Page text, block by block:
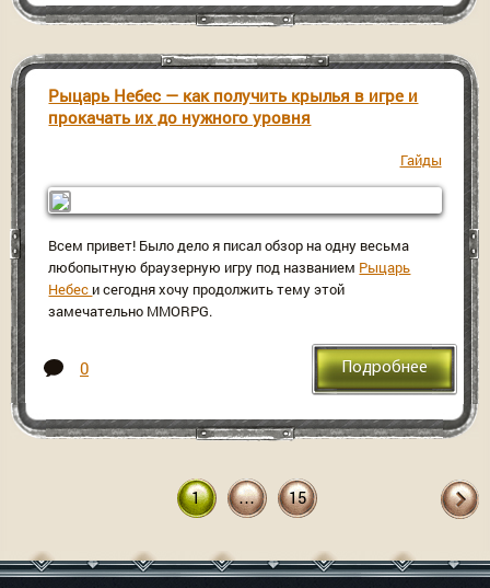
Рыцарь Небес — как получить крылья в игре и
прокачать их до нужного уровня
Гайды
Всем привет! Было дело я писал обзор на одну весьма
любопытную браузерную игру под названием Рыцарь
Небес и сегодня хочу продолжить тему этой
замечательно MMORPG.
0 Подробнее
1 … 15